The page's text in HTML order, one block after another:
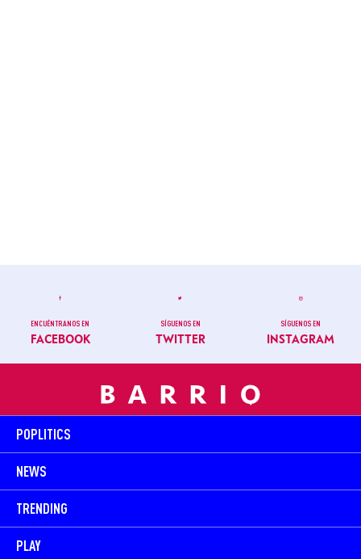
ENCUÉNTRANOS EN
FACEBOOK
SÍGUENOS EN
TWITTER
SÍGUENOS EN
INSTAGRAM
POPLITICS
NEWS
TRENDING
PLAY